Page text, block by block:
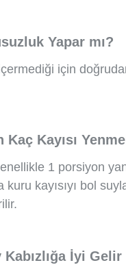
Yapar mı?
için
Kaç Kayısı
1 porsiyon
kuru kayısıyı bol
Kabızlığa İyi